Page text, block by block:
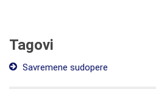
Tagovi
Savremene sudopere